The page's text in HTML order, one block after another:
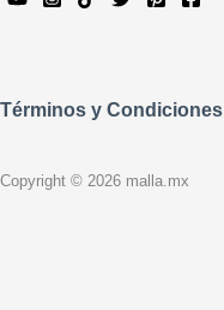
Términos y Condiciones
Copyright © 2026 malla.mx